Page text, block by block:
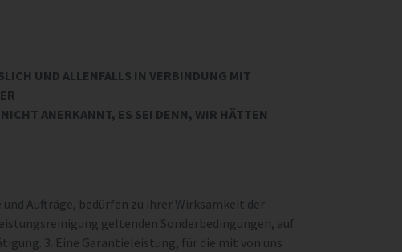
UND ALLENFALLS IN VERBINDUNG MIT
ANERKANNT, ES SEI DENN, WIR HÄTTEN
Aufträge, bedürfen zu ihrer Wirksamkeit der
geltenden Sonderbedingungen, auf
3. Eine Garantieleistung, für die mit von uns